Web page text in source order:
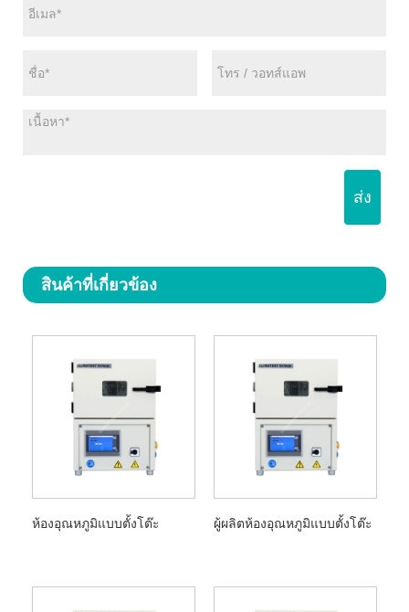
ส่ง
สินค้าที่เกี่ยวข้อง
ห้องอุณหภูมิแบบตั้งโต๊ะ ผู้ผลิตห้องอุณหภูมิแบบตั้งโต๊ะ